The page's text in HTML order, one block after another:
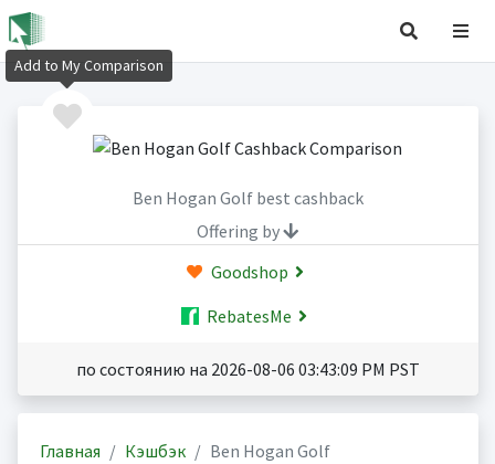
Ben Hogan Golf best cashback
Offering by
Goodshop
RebatesMe
по состоянию на 2026-08-06 03:43:09 PM PST
Главная Кэшбэк Ben Hogan Golf
Add to My Comparison